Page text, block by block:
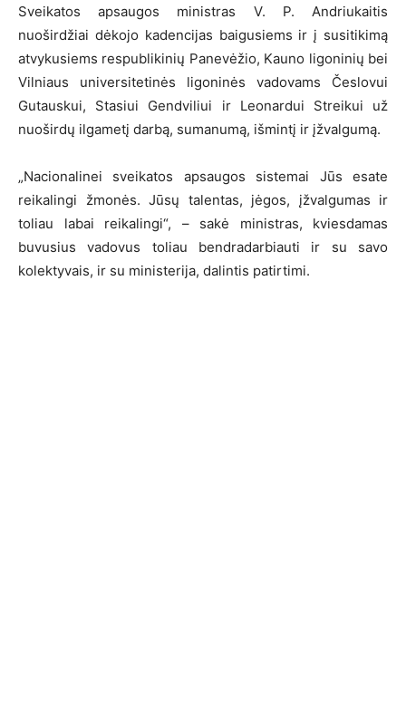
Sveikatos apsaugos ministras V. P. Andriukaitis
nuoširdžiai dėkojo kadencijas baigusiems ir į susitikimą
atvykusiems respublikinių Panevėžio, Kauno ligoninių bei
Vilniaus universitetinės ligoninės vadovams Česlovui
Gutauskui, Stasiui Gendviliui ir Leonardui Streikui už
nuoširdų ilgametį darbą, sumanumą, išmintį ir įžvalgumą.
„Nacionalinei sveikatos apsaugos sistemai Jūs esate
reikalingi žmonės. Jūsų talentas, jėgos, įžvalgumas ir
toliau labai reikalingi“, – sakė ministras, kviesdamas
buvusius vadovus toliau bendradarbiauti ir su savo
kolektyvais, ir su ministerija, dalintis patirtimi.